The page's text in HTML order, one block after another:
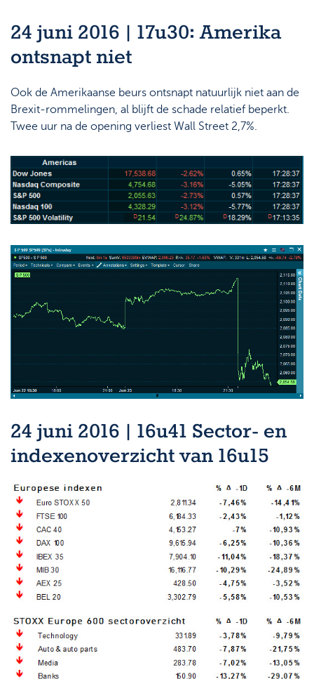
24 juni 2016 | 17u30: Amerika
ontsnapt niet
Ook de Amerikaanse beurs ontsnapt natuurlijk niet aan de
Brexit-rommelingen, al blijft de schade relatief beperkt.
Twee uur na de opening verliest Wall Street 2,7%.
24 juni 2016 | 16u41 Sector- en
indexenoverzicht van 16u15